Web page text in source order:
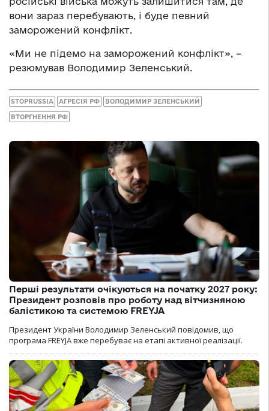
вони зараз перебувають, і буде певний
заморожений конфлікт.
«Ми не підемо на заморожений конфлікт», –
резюмував Володимир Зеленський.
STOPRUSSIA АГРЕСІЯ РФ ВОЛОДИМИР ЗЕЛЕНСЬКИЙ
ВТОРГНЕННЯ РФ
Перші результати очікуються на початку 2027 року:
Президент розповів про роботу над вітчизняною
балістикою та системою FREYJA
Президент України Володимир Зеленський повідомив, що
програма FREYJA вже перебуває на етапі активної реалізації.